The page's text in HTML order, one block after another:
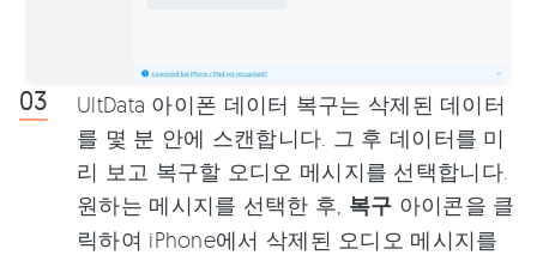
UltData 아이폰 데이터 복구는 삭제된 데이터
를 몇 분 안에 스캔합니다. 그 후 데이터를 미
리 보고 복구할 오디오 메시지를 선택합니다.
원하는 메시지를 선택한 후, 복구 아이콘을 클
릭하여 iPhone에서 삭제된 오디오 메시지를